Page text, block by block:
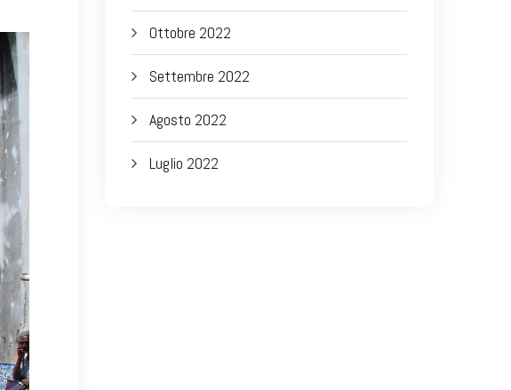
Ottobre 2022
Settembre 2022
Agosto 2022
Luglio 2022